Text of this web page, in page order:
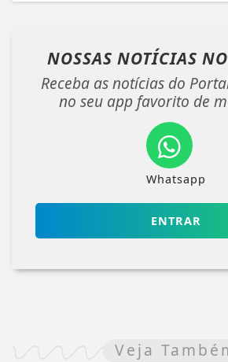
NOSSAS NOTÍCIAS
Receba as notícias do
no seu app favorito de
Whatsapp
ENTRAR
Veja